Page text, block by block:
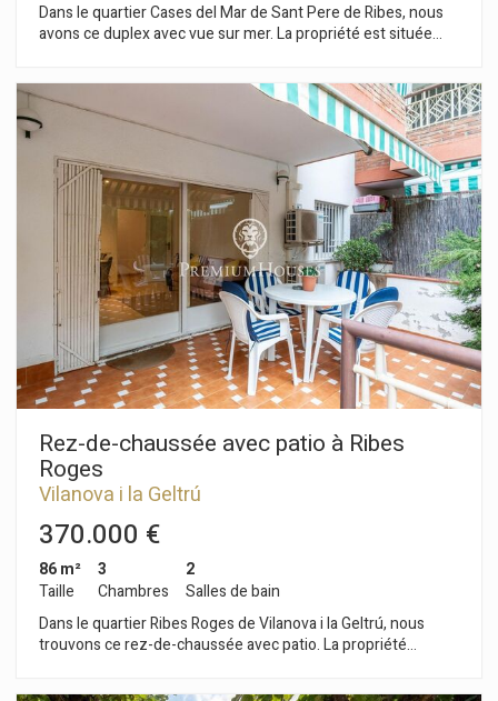
Dans le quartier Cases del Mar de Sant Pere de Ribes, nous
avons ce duplex avec vue sur mer. La propriété est située
en deux étages. Au premier étage, nous avons la zone jour. Il
y a un salon-salle à manger qui a accès à une terrasse avec
vue dégagée. Ensuite, nous trouvons une cuisine
indépendante. À côté, il y a une chambre simple et une salle
de bain complète qui dessert tout l'étage. Au deuxième
étage, nous trouvons la zone nuit composée d'une chambre
double, d'une chambre simple et d'une salle de bain complète
qui dessert cet étage. Depuis la chambre double, nous
accédons à une grande terrasse avec vue sur mer. Le quartier
Cases del Mar de Sant Pere de Ribes est un quartier
résidentiel très calme et dispose d'une sécurité 24h/24. Il
bénéficie d'un accès facile à l'autoroute C-32 en direction de
Barcelone et de l'aéroport El Prat.
Rez-de-chaussée avec patio à Ribes
Roges
Vilanova i la Geltrú
370.000 €
86 m²
Taille
3
Chambres
2
Salles de bain
Dans le quartier Ribes Roges de Vilanova i la Geltrú, nous
trouvons ce rez-de-chaussée avec patio. La propriété
Enregistrer les paramètres Tout accepter